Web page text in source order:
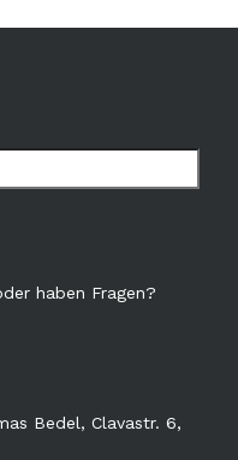
haben Fragen?
Bedel, Clavastr. 6,